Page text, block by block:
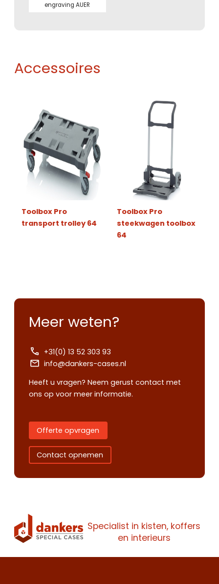
engraving AUER
Accessoires
Toolbox Pro
transport trolley 64
Toolbox Pro
steekwagen toolbox
64
Meer weten?
+31(0) 13 52 303 93
info@dankers-cases.nl
Heeft u vragen? Neem gerust contact met
ons op voor meer informatie.
Offerte opvragen
Contact opnemen
Specialist in kisten, koffers
en interieurs
Maak een
afspraak
Contact
opnemen
Wij staan je
Offerte
aanvragen
Wij staan je